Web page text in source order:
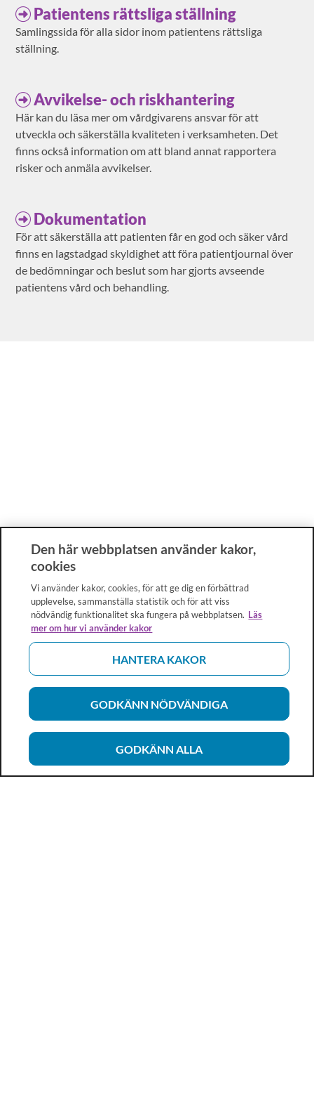
Patientens rättsliga ställning
Samlingssida för alla sidor inom patientens rättsliga
ställning.
Avvikelse- och riskhantering
Här kan du läsa mer om vårdgivarens ansvar för att
utveckla och säkerställa kvaliteten i verksamheten. Det
finns också information om att bland annat rapportera
risker och anmäla avvikelser.
Dokumentation
För att säkerställa att patienten får en god och säker vård
finns en lagstadgad skyldighet att föra patientjournal över
de bedömningar och beslut som har gjorts avseende
patientens vård och behandling.
Den här webbplatsen använder kakor,
cookies
Vi använder kakor, cookies, för att ge dig en förbättrad
upplevelse, sammanställa statistik och för att viss
nödvändig funktionalitet ska fungera på webbplatsen. Läs
mer om hur vi använder kakor
HANTERA KAKOR
GODKÄNN NÖDVÄNDIGA
GODKÄNN ALLA